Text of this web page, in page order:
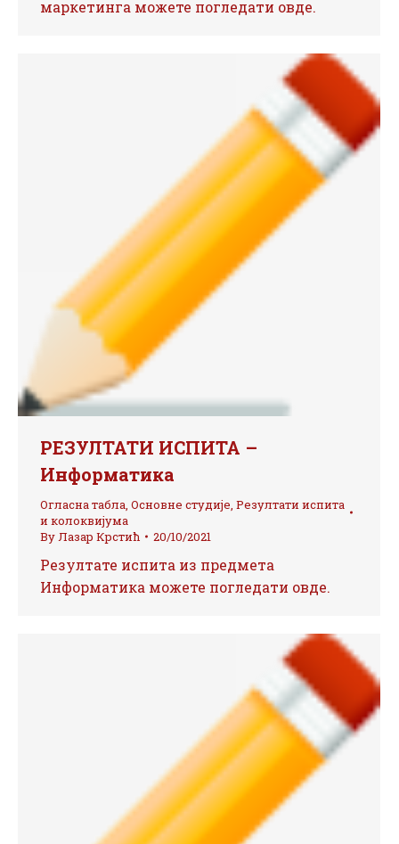
маркетинга можете погледати овде.
РЕЗУЛТАТИ ИСПИТА –
Информатика
Огласна табла, Основне студије, Резултати испита
и колоквијума
ByЛазар Крстић 20/10/2021
Резултате испита из предмета
Информатика можете погледати овде.